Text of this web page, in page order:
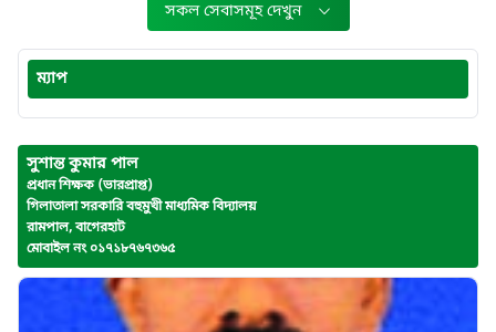
সকল সেবাসমূহ দেখুন
ম্যাপ
সুশান্ত কুমার পাল
প্রধান শিক্ষক (ভারপ্রাপ্ত)
গিলাতালা সরকারি বহুমুখী মাধ্যমিক বিদ্যালয়
রামপাল, বাগেরহাট
মোবাইল নং ০১৭১৮৭৬৭৩৬৫